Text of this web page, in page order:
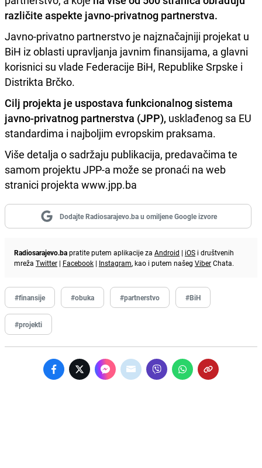
različite aspekte javno-privatnog partnerstva.
Javno-privatno partnerstvo je najznačajniji projekat u
BiH iz oblasti upravljanja javnim finansijama, a glavni
korisnici su vlade Federacije BiH, Republike Srpske i
Distrikta Brčko.
Cilj projekta je uspostava funkcionalnog sistema
javno-privatnog partnerstva (JPP), usklađenog sa EU
standardima i najboljim evropskim praksama.
Više detalja o sadržaju publikacija, predavačima te
samom projektu JPP-a može se pronaći na web
stranici projekta www.jpp.ba
Dodajte Radiosarajevo.ba u omiljene Google izvore
Radiosarajevo.bapratite putem aplikacije za Android | iOS i društvenih
mreža Twitter | Facebook | Instagram, kao i putem našeg ViberChata.
#finansije #obuka #partnerstvo #BiH
#projekti